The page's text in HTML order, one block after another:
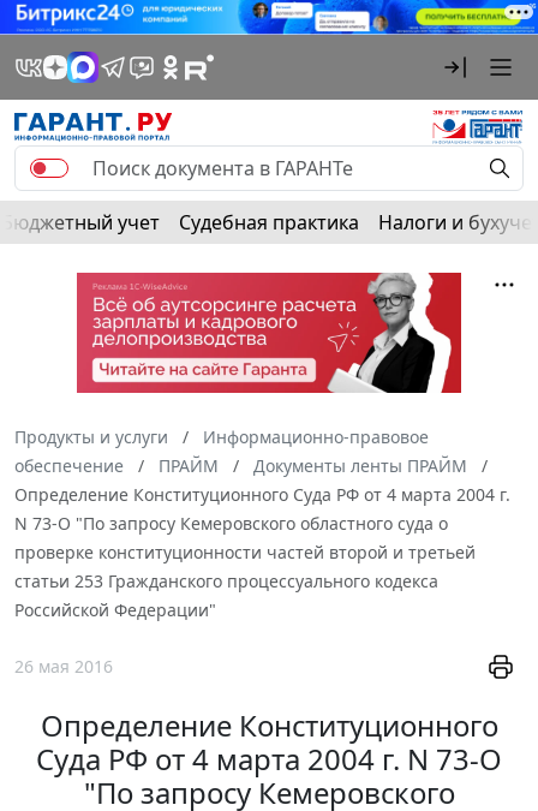
Бюджетный учет Судебная практика Налоги и
Продукты и услуги
Информационно-правовое
обеспечение
ПРАЙМ
Документы ленты ПРАЙМ
Определение Конституционного Суда РФ от 4 марта 2004 г.
N 73-О "По запросу Кемеровского областного суда о
проверке конституционности частей второй и третьей
статьи 253 Гражданского процессуального кодекса
Российской Федерации"
26 мая 2016
Определение Конституционного
Суда РФ от 4 марта 2004 г. N 73-О
"По запросу Кемеровского